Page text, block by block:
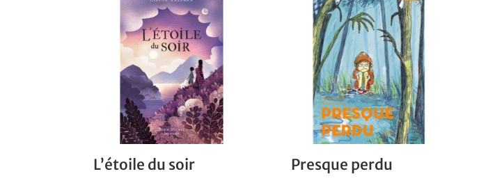
L’étoile du soir Presque perdu